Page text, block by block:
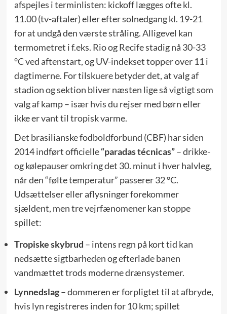
afspejles i terminlisten: kickoff lægges ofte kl.
11.00 (tv-aftaler) eller efter solnedgang kl. 19-21
for at undgå den værste stråling. Alligevel kan
termometret i f.eks. Rio og Recife stadig nå 30-33
°C ved aftenstart, og UV-indekset topper over 11 i
dagtimerne. For tilskuere betyder det, at valg af
stadion og sektion bliver næsten lige så vigtigt som
valg af kamp – især hvis du rejser med børn eller
ikke er vant til tropisk varme.
Det brasilianske fodboldforbund (CBF) har siden
2014 indført officielle“paradas técnicas”– drikke-
og kølepauser omkring det 30. minut i hver halvleg,
når den “følte temperatur” passerer 32 °C.
Udsættelser eller aflysninger forekommer
sjældent, men tre vejrfænomener kan stoppe
spillet:
Tropiske skybrud – intens regn på kort tid kan
nedsætte sigtbarheden og efterlade banen
vandmættet trods moderne drænsystemer.
Lynnedslag– dommeren er forpligtet til at afbryde,
hvis lyn registreres inden for 10 km; spillet